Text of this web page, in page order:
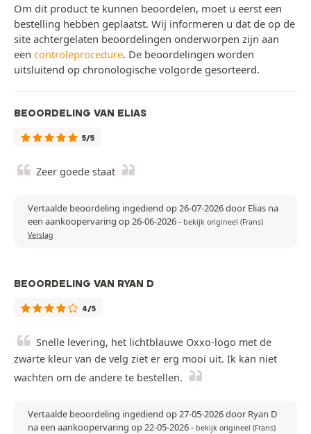
Om dit product te kunnen beoordelen, moet u eerst een
bestelling hebben geplaatst. Wij informeren u dat de op de
site achtergelaten beoordelingen onderworpen zijn aan
een controleprocedure. De beoordelingen worden
uitsluitend op chronologische volgorde gesorteerd.
BEOORDELING VAN ELIAS
5/5
Zeer goede staat
Vertaalde beoordeling ingediend op 26-07-2026 door Elias na
een aankoopervaring op 26-06-2026- bekijk origineel (Frans)
Verslag
BEOORDELING VAN RYAN D
4/5
Snelle levering, het lichtblauwe Oxxo-logo met de
zwarte kleur van de velg ziet er erg mooi uit. Ik kan niet
wachten om de andere te bestellen.
Vertaalde beoordeling ingediend op 27-05-2026 door Ryan D
na een aankoopervaring op 22-05-2026- bekijk origineel (Frans)